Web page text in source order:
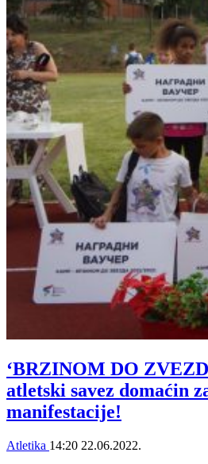
‘BRZINOM DO
atletski savez domaćin
manifestacije!
Atletika 14:20 22.06.2022.